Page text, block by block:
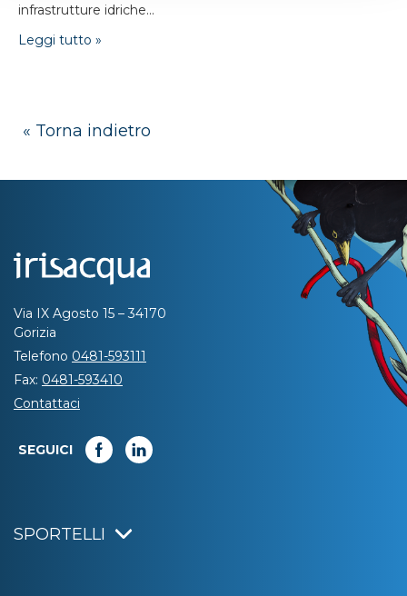
infrastrutture idriche...
Leggi tutto »
« Torna indietro
Via IX Agosto 15 – 34170
Gorizia
Telefono 0481-593111
Fax: 0481-593410
Contattaci
SEGUICI
SPORTELLI